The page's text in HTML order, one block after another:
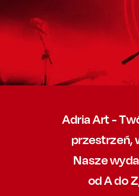
Adria Art -
przestrzeń,
Nasze
od A do